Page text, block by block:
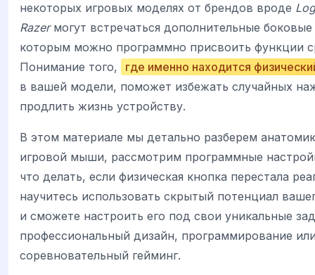
некоторых игровых моделях от брендов вроде
Razerмогут встречаться дополнительные
которым можно программно присвоить функции
Понимание того,
где именно находится
в вашей модели, поможет избежать случайных
продлить жизнь устройству.
В этом материале мы детально разберем
игровой мыши, рассмотрим программные
что делать, если физическая кнопка перестала
научитесь использовать скрытый потенциал
и сможете настроить его под свои уникальные
профессиональный дизайн, программирование
соревновательный гейминг.